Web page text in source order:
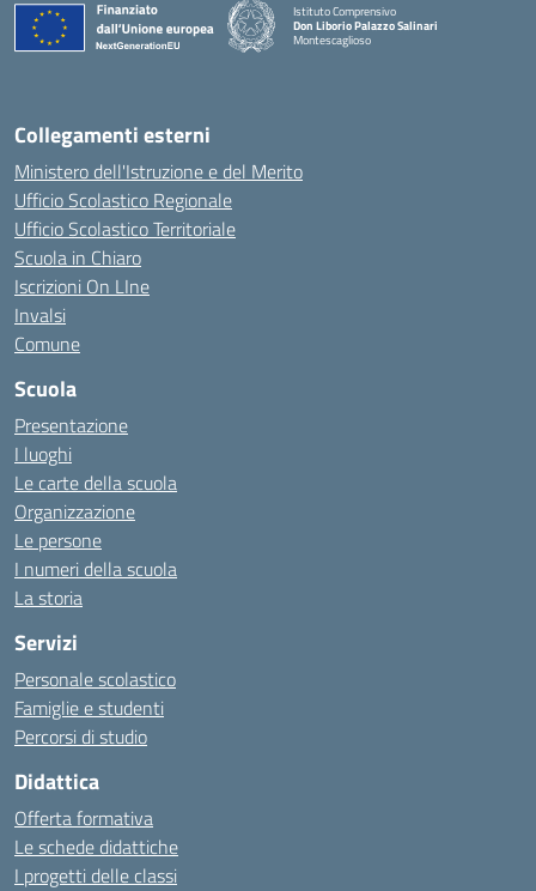
Istituto Comprensivo
Don Liborio Palazzo Salinari
Montescaglioso
Collegamenti esterni
Ministero dell'Istruzione e del Merito
Ufficio Scolastico Regionale
Ufficio Scolastico Territoriale
Scuola in Chiaro
Iscrizioni On LIne
Invalsi
Comune
Scuola
Presentazione
I luoghi
Le carte della scuola
Organizzazione
Le persone
I numeri della scuola
La storia
Servizi
Personale scolastico
Famiglie e studenti
Percorsi di studio
Didattica
Offerta formativa
Le schede didattiche
I progetti delle classi